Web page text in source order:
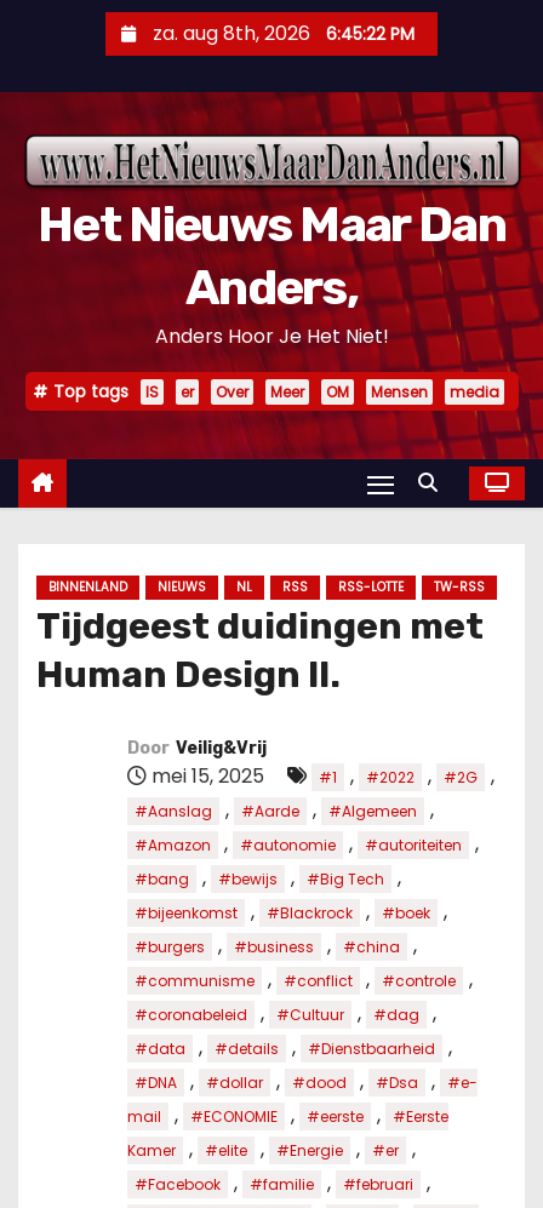
n
za. aug 8th, 2026 6:45:23 PM
Het Nieuws Maar Dan
Anders,
Anders Hoor Je Het Niet!
Top tags IS er Over Meer OM Mensen media
BINNENLAND NIEUWS NL RSS RSS-LOTTE TW-RSS
Tijdgeest duidingen met
Human Design II.
Door Veilig&Vrij
mei 15, 2025 #1 , #2022 , #2G ,
#Aanslag , #Aarde , #Algemeen ,
#Amazon , #autonomie , #autoriteiten ,
#bang , #bewijs , #Big Tech ,
#bijeenkomst , #Blackrock , #boek ,
#burgers , #business , #china ,
#communisme , #conflict , #controle ,
#coronabeleid , #Cultuur , #dag ,
#data , #details , #Dienstbaarheid ,
#DNA , #dollar , #dood , #Dsa ,
#e-
mail
, #ECONOMIE , #eerste ,
#Eerste
Kamer
, #elite , #Energie , #er ,
#Facebook , #familie , #februari ,